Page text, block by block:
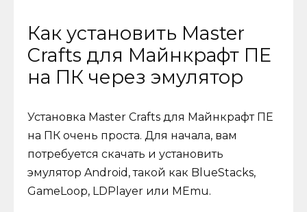
Как установить Master
Crafts для Майнкрафт ПЕ
на ПК через эмулятор
Установка Master Crafts для Майнкрафт ПЕ
на ПК очень проста. Для начала, вам
потребуется скачать и установить
эмулятор Android, такой как BlueStacks,
GameLoop, LDPlayer или MEmu.